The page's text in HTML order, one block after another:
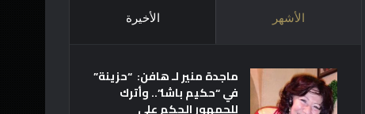
الأشهر الأخيرة
ماجدة منير لـ هافن: “حزينة”
في “حكيم باشا”.. وأترك
للجمهور الحكم على